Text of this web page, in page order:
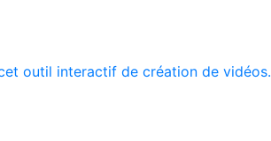
outil interactif de création de vidéos.